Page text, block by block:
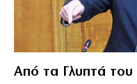
Από τα Γλυπτά